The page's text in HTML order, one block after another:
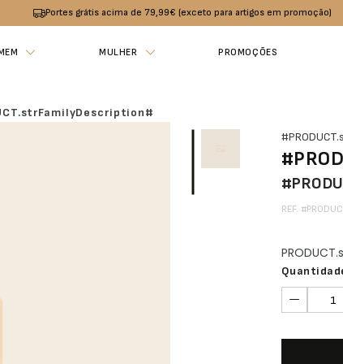
Portes grátis acima de 79,99€ (exceto para artigos em promoção)
MULHER PROMOÇÕES
REF.